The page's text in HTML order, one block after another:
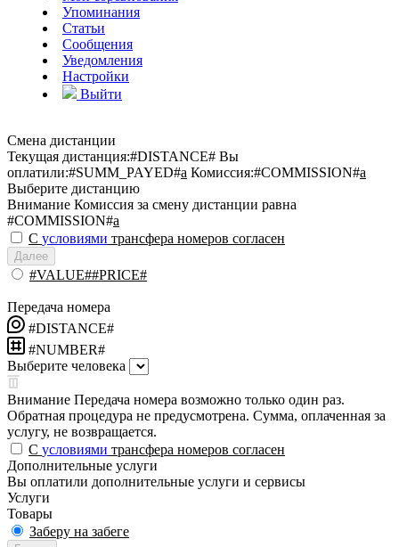
Упоминания
Статьи
Сообщения
Уведомления
Настройки
Выйти
Смена дистанции
Текущая дистанция:#DISTANCE# Вы
оплатили:#SUMM_PAYED#a Комиссия:#COMMISSION#a
Выберите дистанцию
Внимание Комиссия за смену дистанции равна
#COMMISSION#a
С условиями трансфера номеров согласен
Далее
#VALUE##PRICE#
Передача номера
#DISTANCE#
#NUMBER#
Выберите человека
Внимание Передача номера возможно только один раз.
Обратная процедура не предусмотрена. Сумма, оплаченная за
услугу, не возвращается.
С условиями трансфера номеров согласен
Дополнительные услуги
Вы оплатили дополнительные услуги и сервисы
Услуги
Товары
Заберу на забеге